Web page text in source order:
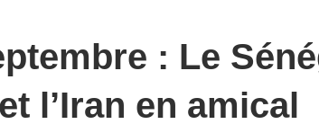
: Le
l’Iran en amical